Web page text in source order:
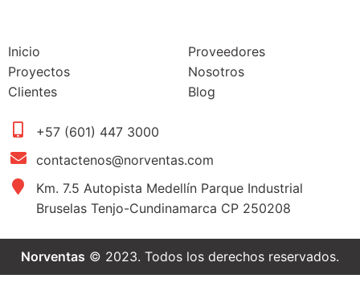
Inicio
Proyectos
Clientes
Proveedores
Nosotros
Blog
+57 (601) 447 3000
contactenos@norventas.com
Km. 7.5 Autopista Medellín Parque Industrial
Bruselas Tenjo-Cundinamarca CP 250208
Norventas © 2023. Todos los derechos reservados.